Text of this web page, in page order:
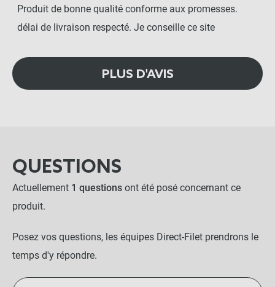
Produit de bonne qualité conforme aux promesses.
délai de livraison respecté. Je conseille ce site
PLUS D'AVIS
QUESTIONS
Actuellement 1 questions ont été posé concernant ce
produit.
Posez vos questions, les équipes Direct-Filet prendrons le
temps d'y répondre.